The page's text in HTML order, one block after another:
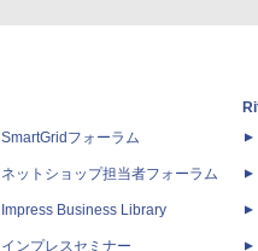
SmartGridフォーラム
ネットショップ担当者フォーラム
Impress Business Library
インプレスセミナー